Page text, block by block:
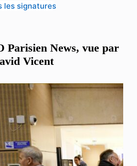
les signatures
Parisien News, vue par
Vicent